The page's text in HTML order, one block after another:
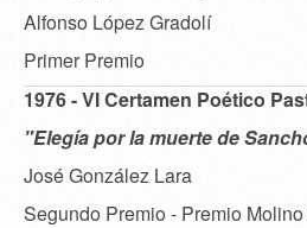
Alfonso López Gradolí
Primer Premio
1976 - VI Certamen Poético
"Elegía por la muerte de
José González Lara
Segundo Premio - Premio